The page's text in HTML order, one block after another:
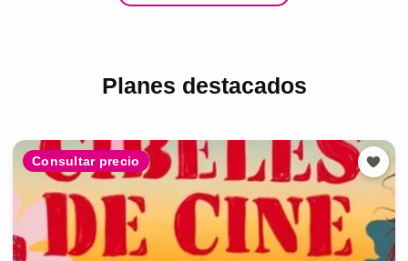
Planes destacados
Consultar precio